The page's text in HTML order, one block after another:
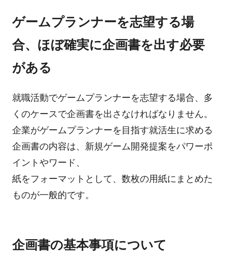
ゲームプランナーを志望する場
合、ほぼ確実に企画書を出す必要
がある
就職活動でゲームプランナーを志望する場合、多
くのケースで企画書を出さなければなりません。
企業がゲームプランナーを目指す就活生に求める
企画書の内容は、新規ゲーム開発提案をパワーポ
イントやワード、
紙をフォーマットとして、数枚の用紙にまとめた
ものが一般的です。
企画書の基本事項について